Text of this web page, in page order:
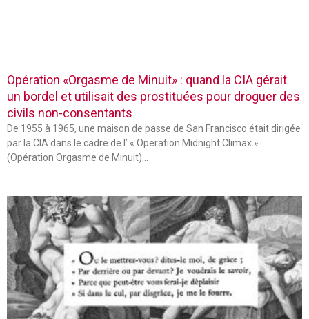
Opération «Orgasme de Minuit» : quand la CIA gérait
un bordel et utilisait des prostituées pour droguer des
civils non-consentants
De 1955 à 1965, une maison de passe de San Francisco était dirigée
par la CIA dans le cadre de l’ « Operation Midnight Climax »
(Opération Orgasme de Minuit)…